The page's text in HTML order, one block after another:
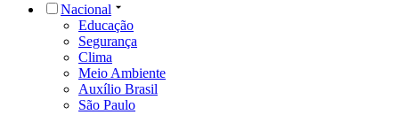
Nacional
Educação
Segurança
Clima
Meio Ambiente
Auxílio Brasil
São Paulo